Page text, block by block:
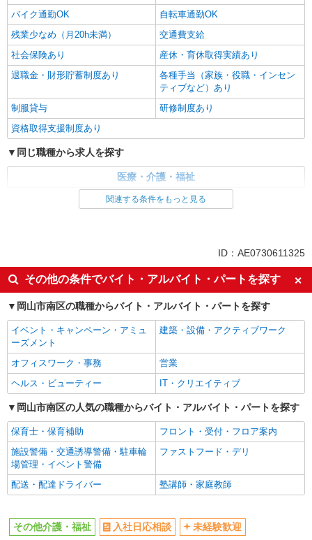
バイク通勤OK
自転車通勤OK
残業少なめ（月20h未満）
交通費支給
社会保険あり
産休・育休取得実績あり
退職金・財形貯蓄制度あり
各種手当（家族・役職・インセン
ティブなど）あり
制服貸与
研修制度あり
資格取得支援制度あり
同じ職種から求人を探す
医療・介護・福祉
同じ特徴から求人を探す
交通費支給
社会保険あり
産休・育休取得実績あり
関連する条件をもっと見る
ID：AE0730611325
その他の条件でバイト・アルバイト・パートを探す
岡山市南区の職種からバイト・アルバイト・パートを探す
イベント・キャンペーン・アミュ
ーズメント
建築・設備・アクティブワーク
オフィスワーク・事務
営業
ヘルス・ビューティー
IT・クリエイティブ
岡山市南区の人気の職種からバイト・アルバイト・パートを探す
保育士・保育補助
フロント・受付・フロア案内
施設警備・交通誘導警備・駐車輪
場管理・イベント警備
ファストフード・デリ
配送・配達ドライバー 塾講師・家庭教師
その他介護・福祉 入社日応相談
未経験歓迎